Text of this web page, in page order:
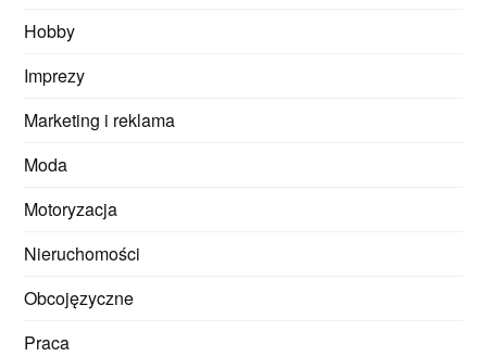
Hobby
Imprezy
Marketing i reklama
Moda
Motoryzacja
Nieruchomości
Obcojęzyczne
Praca